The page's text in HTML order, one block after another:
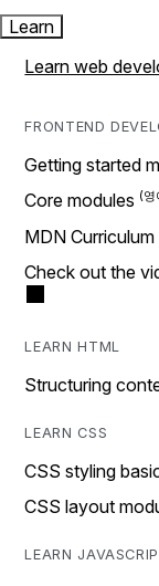
Learn
Learn web
FRONTEND
Getting started
Core modules
MDN Curriculum
Check out the
LEARN HTML
Structuring
LEARN CSS
CSS styling
CSS layout
LEARN